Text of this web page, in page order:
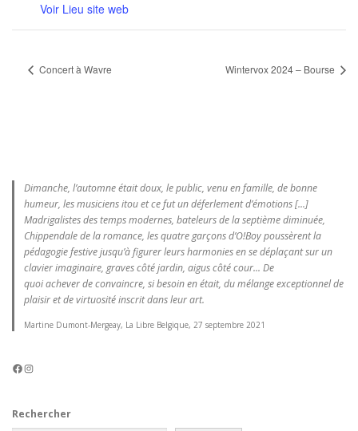
Voir Lieu site web
Concert à Wavre Wintervox 2024 – Bourse
Dimanche, l’automne était doux, le public, venu en famille, de bonne
humeur, les musiciens itou et ce fut un déferlement d’émotions [...]
Madrigalistes des temps modernes, bateleurs de la septième diminuée,
Chippendale de la romance, les quatre garçons d’O!Boy poussèrent la
pédagogie festive jusqu’à figurer leurs harmonies en se déplaçant sur un
clavier imaginaire, graves côté jardin, aigus côté cour... De
quoi achever de convaincre, si besoin en était, du mélange exceptionnel de
plaisir et de virtuosité inscrit dans leur art.
Martine Dumont-Mergeay, La Libre Belgique, 27 septembre 2021
Facebook Instagram
Rechercher